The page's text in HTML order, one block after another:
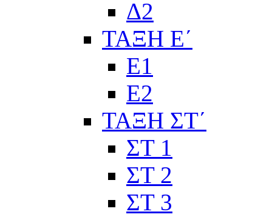
Δ2
ΤΑΞΗ Ε΄
Ε1
Ε2
ΤΑΞΗ ΣΤ΄
ΣΤ 1
ΣΤ 2
ΣΤ 3